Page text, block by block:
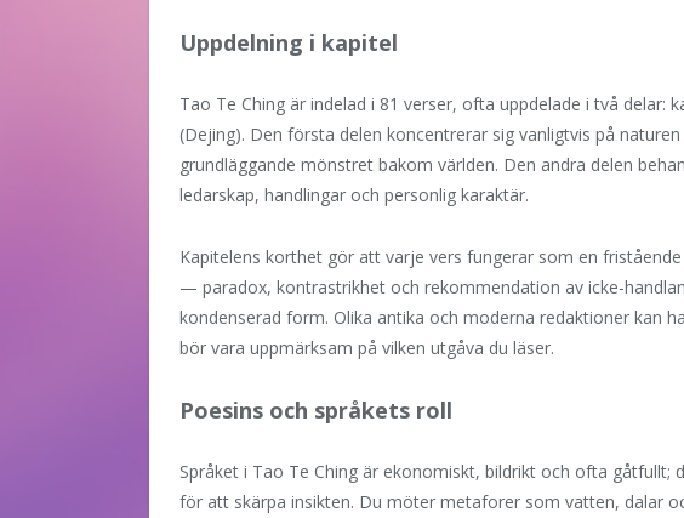
Uppdelning i kapitel
Tao Te Ching är indelad i 81 verser, ofta uppdelade i två delar:
(Dejing). Den första delen koncentrerar sig vanligtvis på
grundläggande mönstret bakom världen. Den andra delen
ledarskap, handlingar och personlig karaktär.
Kapitelens korthet gör att varje vers fungerar som en
— paradox, kontrastrikhet och rekommendation av icke-
kondenserad form. Olika antika och moderna redaktioner kan
bör vara uppmärksam på vilken utgåva du läser.
Poesins och språkets roll
Språket i Tao Te Ching är ekonomiskt, bildrikt och ofta gåtfullt;
för att skärpa insikten. Du möter metaforer som vatten, dalar